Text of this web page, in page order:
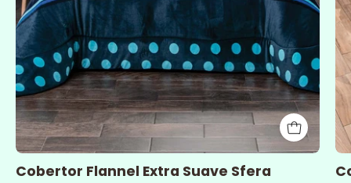
Cobertor Flannel Extra Suave Sfera